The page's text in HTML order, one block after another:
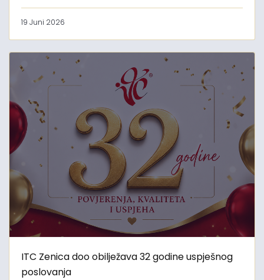
19 Juni 2026
ITC Zenica doo obilježava 32 godine uspješnog
poslovanja